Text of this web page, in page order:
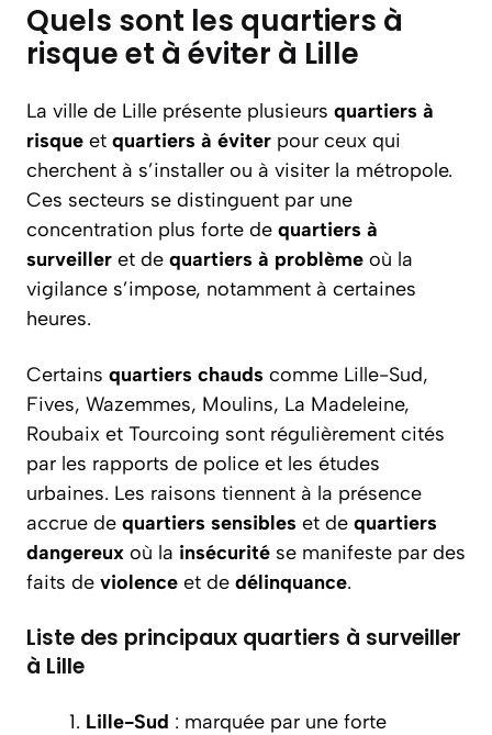
Quels sont les quartiers à
risque et à éviter à Lille
La ville de Lille présente plusieurs quartiers à
risque et quartiers à éviter pour ceux qui
cherchent à s’installer ou à visiter la métropole.
Ces secteurs se distinguent par une
concentration plus forte de quartiers à
surveiller et de quartiers à problème où la
vigilance s’impose, notamment à certaines
heures.
Certains quartiers chauds comme Lille-Sud,
Fives, Wazemmes, Moulins, La Madeleine,
Roubaix et Tourcoing sont régulièrement cités
par les rapports de police et les études
urbaines. Les raisons tiennent à la présence
accrue de quartiers sensibles et de quartiers
dangereux où la insécurité se manifeste par des
faits de violence et de délinquance.
Liste des principaux quartiers à surveiller
à Lille
Lille-Sud : marquée par une forte